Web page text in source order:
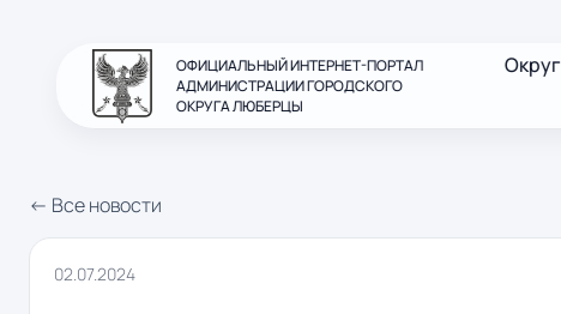
ОФИЦИАЛЬНЫЙ ИНТЕРНЕТ-ПОРТАЛ
АДМИНИСТРАЦИИ ГОРОДСКОГО
ОКРУГА ЛЮБЕРЦЫ
Округ
← Все новости
02.07.2024